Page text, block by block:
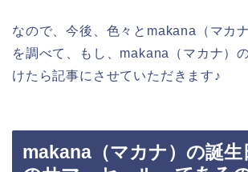
なので、今後、色々とmakana（マカ
を調べて、もし、makana（マカナ）
けたら記事にさせていただきます♪
makana（マカナ）の誕生